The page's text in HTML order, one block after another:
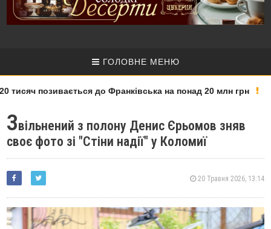
ГОЛОВНЕ МЕНЮ
позивається до Франківська на понад 20 млн грн
Звільнений з полону Денис Єрьомов зняв
своє фото зі "Стіни надії" у Коломиї
20 Травня 2026, 13:14